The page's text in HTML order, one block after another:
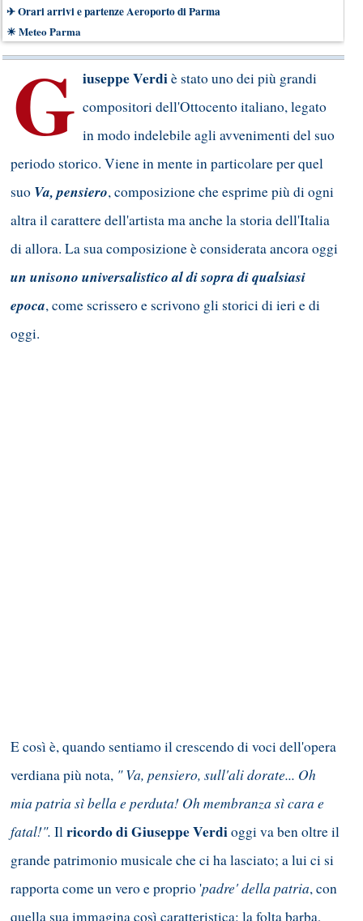
✈Orari arrivi e partenze Aeroporto di Parma
☀ Meteo Parma
G iuseppe Verdiè stato uno dei più grandi
compositori dell'Ottocento italiano, legato
in modo indelebile agli avvenimenti del suo
periodo storico. Viene in mente in particolare per quel
suo Va, pensiero, composizione che esprime più di ogni
altra il carattere dell'artista ma anche la storia dell'Italia
di allora. La sua composizione è considerata ancora oggi
un unisono universalistico al di sopra di qualsiasi
epoca, come scrissero e scrivono gli storici di ieri e di
oggi.
E così è, quando sentiamo il crescendo di voci dell'opera
verdiana più nota, " Va, pensiero, sull'ali dorate... Oh
mia patria sì bella e perduta! Oh membranza sì cara e
fatal!". Ilricordo di Giuseppe Verdioggi va ben oltre il
grande patrimonio musicale che ci ha lasciato; a lui ci si
rapporta come un vero e proprio 'padre' della patria, con
quella sua immagina così caratteristica: la folta barba,